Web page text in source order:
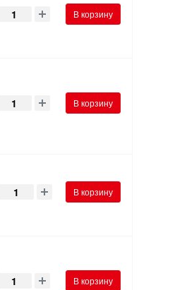
В корзину
В корзину
В корзину
В корзину